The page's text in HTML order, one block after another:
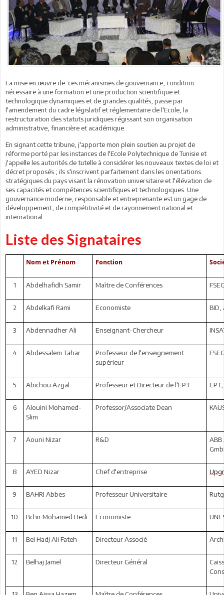
La mise en œuvre de ces mécanismes de gouvernance, condition
nécessaire à une formation et une production scientifique et
technologique dynamiques et de grandes qualités, passe par
l'amendement du cadre législatif et réglementaire de l'Ecole, la
restructuration des statuts juridiques régissant son organisation
administrative, financière et académique.
En signant cette tribune, j'apporte mon plein soutien au projet de
réforme porté par les instances de l'Ecole Polytechnique de Tunisie et
j'appelle les autorités de tutelle à considérer les nouveaux textes de loi et
décret proposés ; ils s'inscrivent parfaitement dans les orientations
stratégiques du pays visant la rénovation universitaire et l'élévation de
ses capacités et compétences scientifiques et technologiques. Une
gouvernance moderne, responsable et entreprenante est un gage de
développement, de compétitivité et de rayonnement national et
international.
Liste des Signataires
Nom et Prénom Fonction
1 Abdelhafidh Samir Maître de Conférences
2 Abdelkafi Rami Economiste BID,
3 Abdennadher Ali Enseignant-Chercheur
4 Abdessalem Tahar
Professeur de l'enseignement
supérieur
5 Abichou Azgal Professeur et Directeur de l'EPT
6
Alouini Mohamed-
Slim
Professor/Associate Dean
7 Aouni Nizar R&D
8 AYED Nizar Chef d'entreprise
9 BAHRI Abbes Professeur Universitaire
10 Bchir Mohamed Hedi Economiste
11 Bel Hadj Ali Fateh Directeur Associé
12 Belhaj Jamel Directeur Général